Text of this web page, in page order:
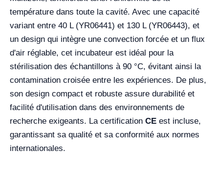
température dans toute la cavité. Avec une capacité
variant entre 40 L (YR06441) et 130 L (YR06443), et
un design qui intègre une convection forcée et un flux
d'air réglable, cet incubateur est idéal pour la
stérilisation des échantillons à 90 °C, évitant ainsi la
contamination croisée entre les expériences. De plus,
son design compact et robuste assure durabilité et
facilité d'utilisation dans des environnements de
recherche exigeants. La certification CE est incluse,
garantissant sa qualité et sa conformité aux normes
internationales.